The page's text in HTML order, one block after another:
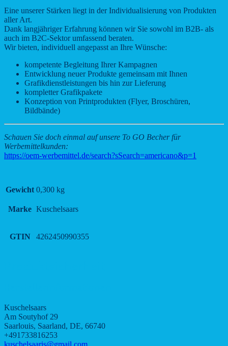
Eine unserer Stärken liegt in der Individualisierung von Produkten
aller Art.
Dank langjähriger Erfahrung können wir Sie sowohl im B2B- als
auch im B2C-Sektor umfassend beraten.
Wir bieten, individuell angepasst an Ihre Wünsche:
kompetente Begleitung Ihrer Kampagnen
Entwicklung neuer Produkte gemeinsam mit Ihnen
Grafikdienstleistungen bis hin zur Lieferung
kompletter Grafikpakete
Konzeption von Printprodukten (Flyer, Broschüren,
Bildbände)
Schauen Sie doch einmal auf unsere To GO Becher für
Werbemittelkunden:
https://oem-werbemittel.de/search?sSearch=americano&p=1
Gewicht 0,300 kg
Marke Kuschelsaars
GTIN 4262450990355
Kuschelsaars
Am Soutyhof 29
Saarlouis, Saarland, DE, 66740
+491733816253
kuschelsaaris@gmail.com